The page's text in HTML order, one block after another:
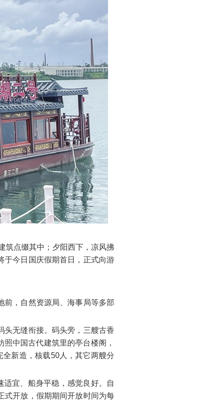
筑点缀其中；夕阳西下，凉风拂
今日国庆假期首日，正式向游
前，自然资源局、海事局等多部
头无缝衔接。码头旁，三艘古香
照中国古代建筑里的亭台楼阁，
全新造，核载50人，其它两艘分
宜、船身平稳，感觉良好。自
式开放，假期期间开放时间为每